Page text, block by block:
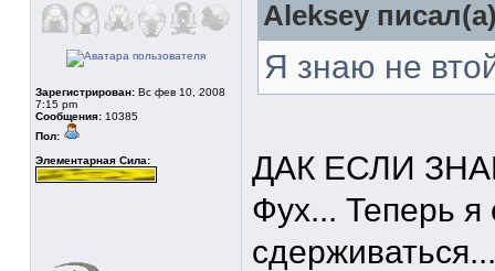
Зарегистрирован: Вс фев 10, 2008
7:15 pm
Сообщения: 10385
Пол:
Элементарная Сила:
Aleksey
Я знаю не
ДАК ЕСЛИ
Фух... Теперь
сдерживаться...